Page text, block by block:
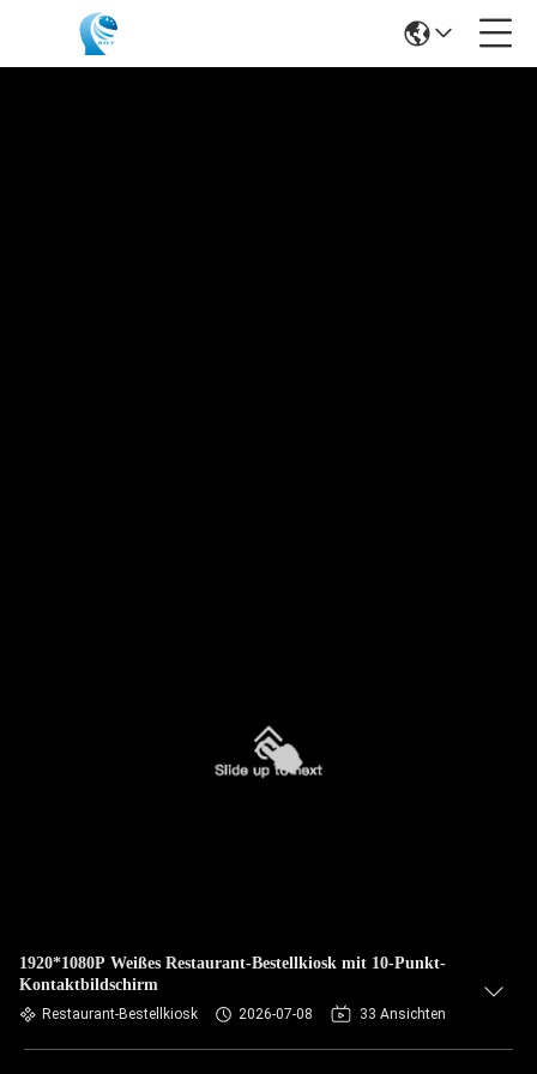
1920*1080P Weißes Restaurant-Bestellkiosk mit 10-Punkt-
Kontaktbildschirm
Restaurant-Bestellkiosk 2026-07-08 33 Ansichten